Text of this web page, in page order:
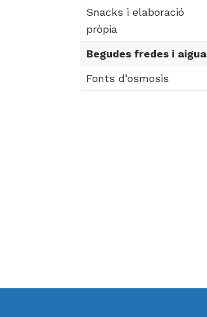
Snacks i elaboració
pròpia
Begudes fredes i aigua
Fonts d’osmosis